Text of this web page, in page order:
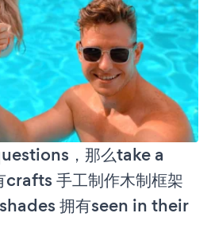
，那么take a
手工制作木制框架
拥有seen in their